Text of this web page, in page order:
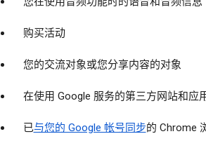
购买活动
您的交流对象或您分享内容的对象
在使用 Google 服务的第三方网站和应
已与您的 Google 帐号同步的 Chrome